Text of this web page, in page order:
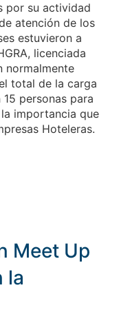
por su actividad
atención de los
estuvieron a
licenciada
normalmente
total de la carga
personas para
importancia que
Hoteleras.
Meet Up
la